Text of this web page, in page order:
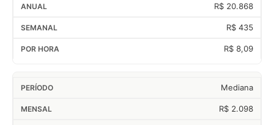
R$ 20.868
R$ 435
R$ 8,09
Mediana
R$ 2.098